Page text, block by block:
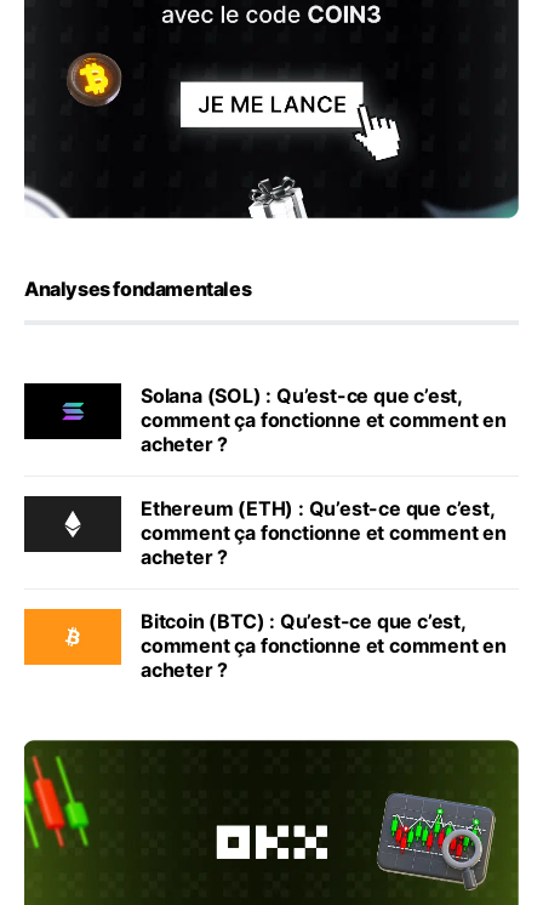
Analyses fondamentales
Solana (SOL) : Qu’est-ce que c’est,
comment ça fonctionne et comment en
acheter ?
Ethereum (ETH) : Qu’est-ce que c’est,
comment ça fonctionne et comment en
acheter ?
Bitcoin (BTC) : Qu’est-ce que c’est,
comment ça fonctionne et comment en
acheter ?